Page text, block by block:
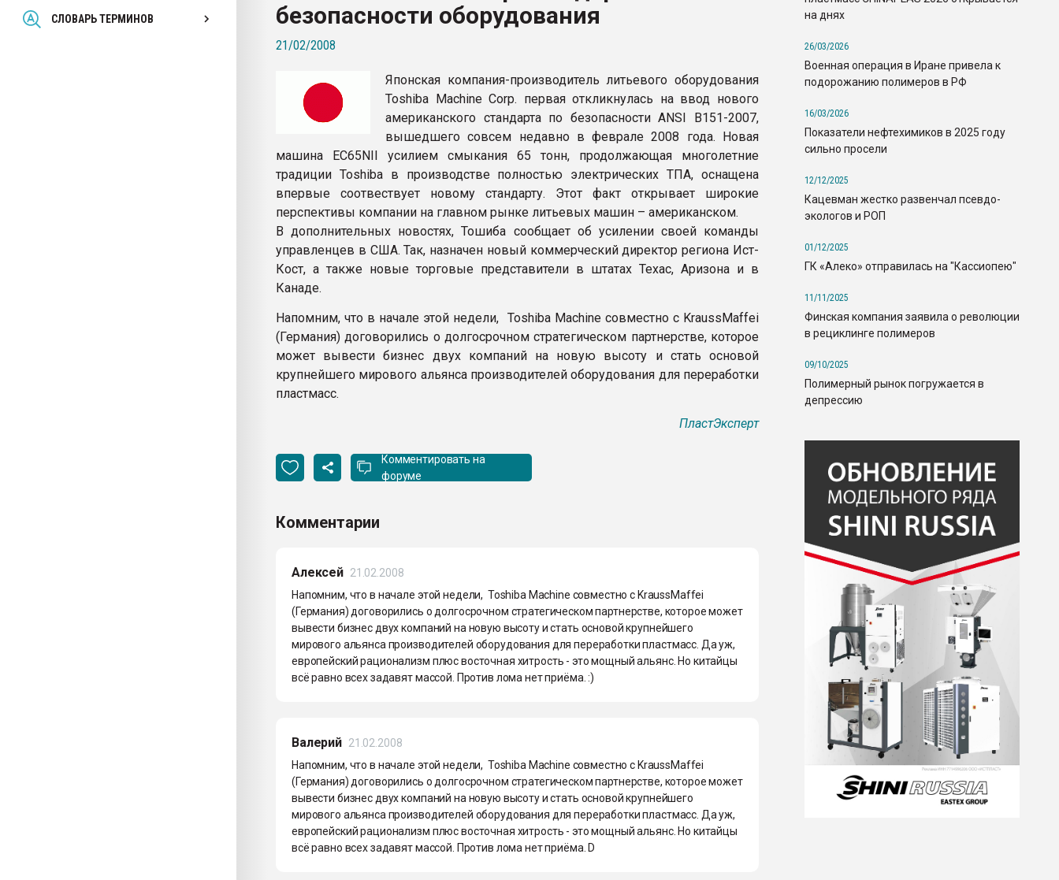
СЛОВАРЬ ТЕРМИНОВ
Всё, что касается выдува ПЭТ
бутылок
ПЕРЕЙТИ НА ФОРУМ
безопасности оборудования
21/02/2008
Японская компания-производитель литьевого оборудования
Toshiba Machine Corp. первая откликнулась на ввод нового
американского стандарта по безопасности ANSI B151-2007,
вышедшего совсем недавно в феврале 2008 года. Новая
машина EC65NII усилием смыкания 65 тонн, продолжающая многолетние
традиции Toshiba в производстве полностью электрических ТПА, оснащена
впервые соотвествует новому стандарту. Этот факт открывает широкие
перспективы компании на главном рынке литьевых машин – американском.
В дополнительных новостях, Тошиба сообщает об усилении своей команды
управленцев в США. Так, назначен новый коммерческий директор региона Ист-
Кост, а также новые торговые представители в штатах Техас, Аризона и в
Канаде.
Напомним, что в начале этой недели, Toshiba Machine совместно с KraussMaffei
(Германия) договорились о долгосрочном стратегическом партнерстве, которое
может вывести бизнес двух компаний на новую высоту и стать основой
крупнейшего мирового альянса производителей оборудования для переработки
пластмасс.
ПластЭксперт
Комментировать на
форуме
Комментарии
Алексей 21.02.2008
Напомним, что в начале этой недели, Toshiba Machine совместно с KraussMaffei
(Германия) договорились о долгосрочном стратегическом партнерстве, которое может
вывести бизнес двух компаний на новую высоту и стать основой крупнейшего
мирового альянса производителей оборудования для переработки пластмасс. Да уж,
европейский рационализм плюс восточная хитрость - это мощный альянс. Но китайцы
всё равно всех задавят массой. Против лома нет приёма. :)
Валерий 21.02.2008
Напомним, что в начале этой недели, Toshiba Machine совместно с KraussMaffei
(Германия) договорились о долгосрочном стратегическом партнерстве, которое может
вывести бизнес двух компаний на новую высоту и стать основой крупнейшего
мирового альянса производителей оборудования для переработки пластмасс. Да уж,
европейский рационализм плюс восточная хитрость - это мощный альянс. Но китайцы
всё равно всех задавят массой. Против лома нет приёма. D
на днях
26/03/2026
Военная операция в Иране привела к
подорожанию полимеров в РФ
16/03/2026
Показатели нефтехимиков в 2025 году
сильно просели
12/12/2025
Кацевман жестко развенчал псевдо-
экологов и РОП
01/12/2025
ГК «Алеко» отправилась на "Кассиопею"
11/11/2025
Финская компания заявила о революции
в рециклинге полимеров
09/10/2025
Полимерный рынок погружается в
депрессию